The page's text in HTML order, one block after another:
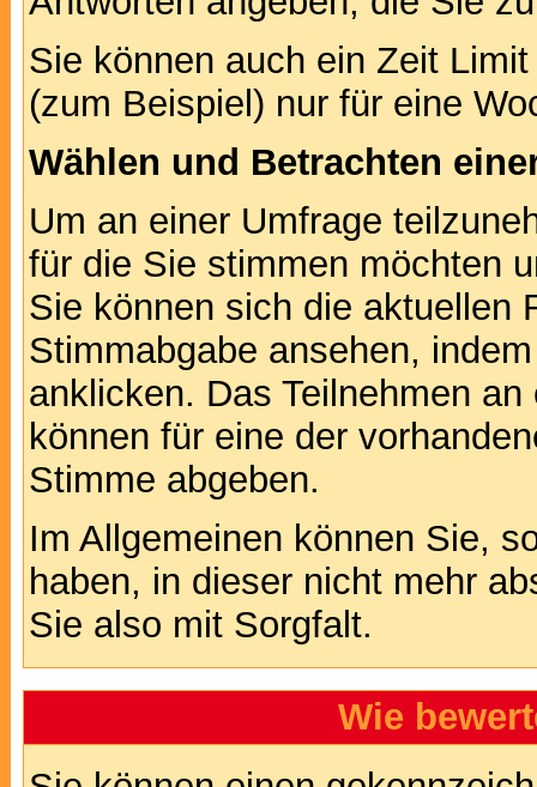
Sie können auch ein Zeit
(zum Beispiel) nur für eine
Wählen und Betrachten
Um an einer Umfrage
für die Sie stimmen möchten
Sie können sich die aktuellen
Stimmabgabe ansehen,
anklicken. Das Teilnehmen
können für eine der
Stimme abgeben.
Im Allgemeinen können Sie,
haben, in dieser nicht mehr
Sie also mit Sorgfalt.
Wie